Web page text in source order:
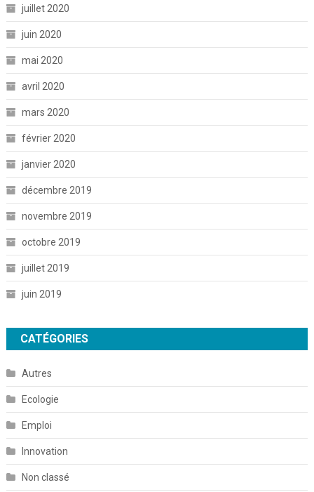
juillet 2020
juin 2020
mai 2020
avril 2020
mars 2020
février 2020
janvier 2020
décembre 2019
novembre 2019
octobre 2019
juillet 2019
juin 2019
CATÉGORIES
Autres
Ecologie
Emploi
Innovation
Non classé